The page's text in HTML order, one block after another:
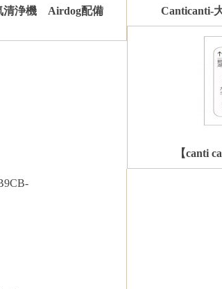
清浄機 Airdog配備
Canticanti-
【canti